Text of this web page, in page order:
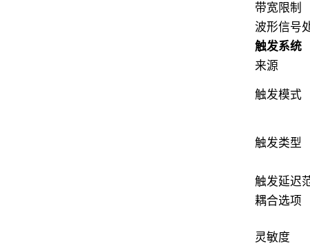
带宽限制
波形信号
触发系统
来源
触发模式
触发类型
触发延迟
耦合选项
灵敏度